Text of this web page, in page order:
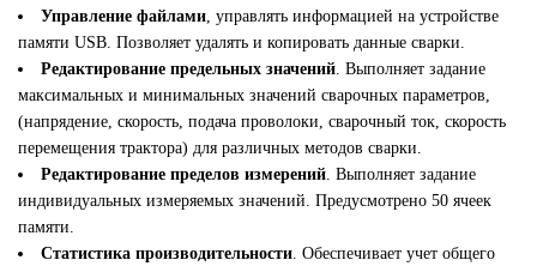
Управление файлами , управлять информацией на устройстве
памяти USB. Позволяет удалять и копировать данные сварки.
Редактирование предельных значений . Выполняет задание
максимальных и минимальных значений сварочных параметров,
(напрядение, скорость, подача проволоки, сварочный ток, скорость
перемещения трактора) для различных методов сварки.
Редактирование пределов измерений . Выполняет задание
индивидуальных измеряемых значений. Предусмотрено 50 ячеек
памяти.
Статистика производительности . Обеспечивает учет общего